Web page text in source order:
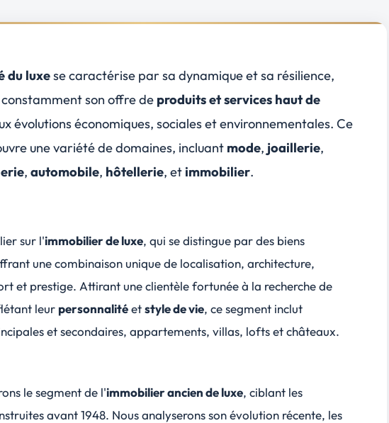
du luxese caractérise par sa dynamiqueet sa résilience,
son offre de produits et services haut de
évolutions économiques, sociales et environnementales. Ce
une variété de domaines, incluant mode, joaillerie,
, automobile, hôtellerie, et immobilier.
sur l'immobilier de luxe, qui se distingue par des biens
une combinaison unique de localisation, architecture,
et prestige. Attirant une clientèle fortunée à la recherche de
leur personnalitéetstyle de vie, ce segment inclut
et secondaires, appartements, villas, loftsetchâteaux.
le segment de l'immobilier ancien de luxe, ciblant les
avant 1948. Nous analyserons sonévolution récente, les